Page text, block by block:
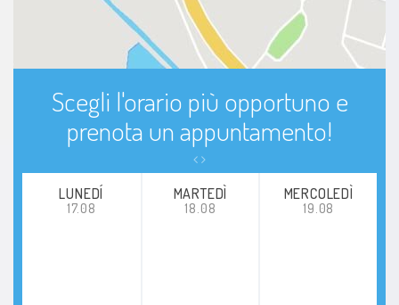
Scegli l'orario più opportuno e
prenota un appuntamento!
LUNEDÍ
17.08
MARTEDÌ
18.08
MERCOLEDÌ
19.08